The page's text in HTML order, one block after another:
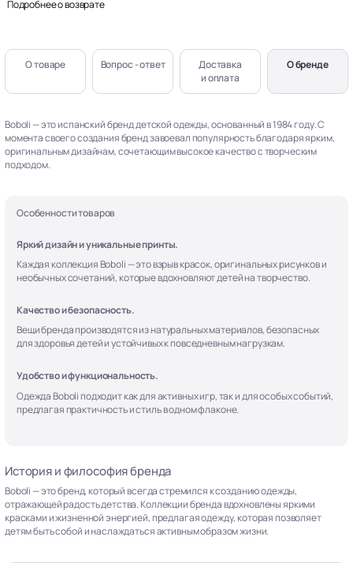
Подробнее о возврате
О товаре Вопрос - ответ
Доставка
и оплата
О бренде
Boboli — это испанский бренд детской одежды, основанный в 1984 году. С
момента своего создания бренд завоевал популярность благодаря ярким,
оригинальным дизайнам, сочетающим высокое качество с творческим
подходом.
Особенности товаров
Яркий дизайн и уникальные принты.
Каждая коллекция Boboli — это взрыв красок, оригинальных рисунков и
необычных сочетаний, которые вдохновляют детей на творчество.
Качество и безопасность.
Вещи бренда производятся из натуральных материалов, безопасных
для здоровья детей и устойчивых к повседневным нагрузкам.
Удобство и функциональность.
Одежда Boboli подходит как для активных игр, так и для особых событий,
предлагая практичность и стиль в одном флаконе.
История и философия бренда
Boboli — это бренд, который всегда стремился к созданию одежды,
отражающей радость детства. Коллекции бренда вдохновлены яркими
красками и жизненной энергией, предлагая одежду, которая позволяет
детям быть собой и наслаждаться активным образом жизни.